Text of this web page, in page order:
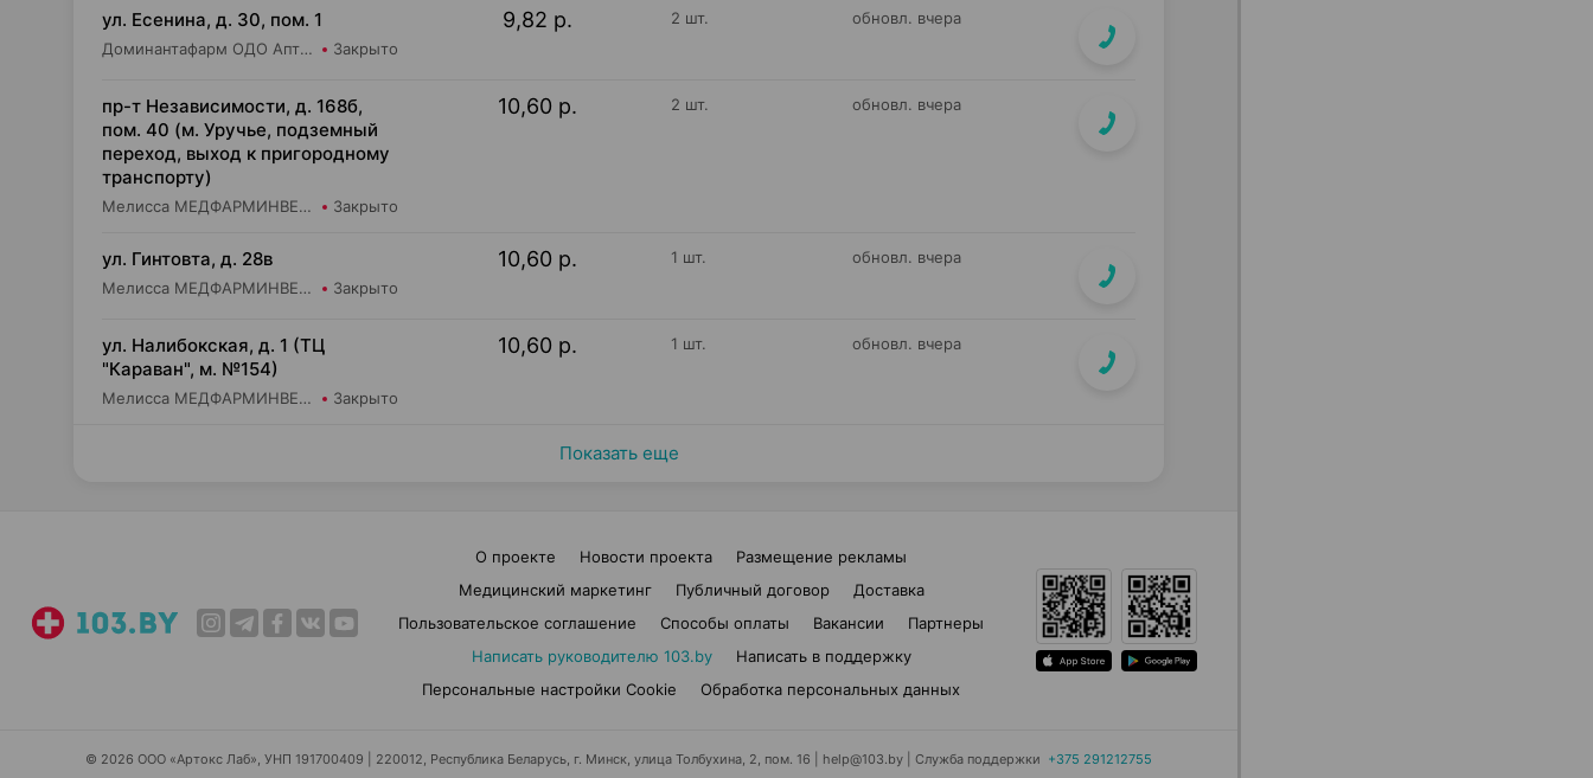
ул. Есенина, д. 30, пом. 1
Доминантафарм ОДО Аптека №15 Закрыто
9,82 р. 2 шт. обновл. вчера
пр-т Независимости, д. 168б,
пом. 40 (м. Уручье, подземный
переход, выход к пригородному
транспорту)
Мелисса МЕДФАРМИНВЕСТ УП Аптека №4 Закрыто
10,60 р. 2 шт. обновл. вчера
ул. Гинтовта, д. 28в
Мелисса МЕДФАРМИНВЕСТ УП Аптека №20 Закрыто
10,60 р. 1 шт. обновл. вчера
ул. Налибокская, д. 1 (ТЦ
"Караван", м. №154)
Мелисса МЕДФАРМИНВЕСТ УП Аптека №6 Закрыто
10,60 р. 1 шт. обновл. вчера
Показать еще
О проекте Новости проекта
Размещение рекламы
Медицинский маркетинг
Публичный договор
Доставка
Пользовательское соглашение
Способы оплаты Вакансии
Партнеры
Написать руководителю 103.by
Написать в поддержку
Персональные настройки Cookie
Обработка персональных данных
© 2026 ООО «Артокс Лаб», УНП 191700409 | 220012, Республика Беларусь, г. Минск, улица Толбухина, 2, пом. 16 | help@103.by Служба поддержки +375 291212755